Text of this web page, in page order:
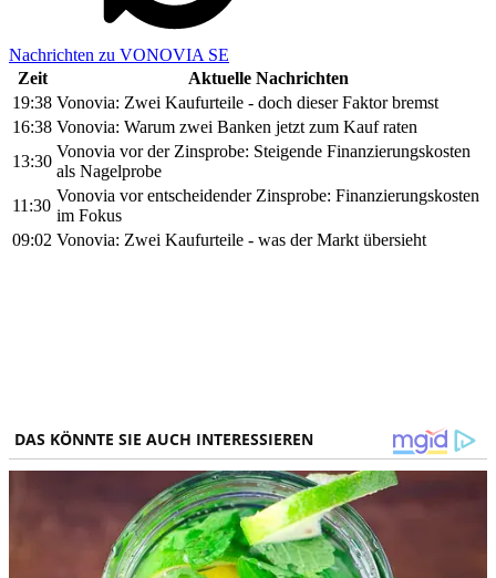
Nachrichten zu VONOVIA SE
Zeit
Aktuelle Nachrichten
19:38 Vonovia: Zwei Kaufurteile - doch dieser Faktor bremst
16:38 Vonovia: Warum zwei Banken jetzt zum Kauf raten
13:30
Vonovia vor der Zinsprobe: Steigende Finanzierungskosten
als Nagelprobe
11:30
Vonovia vor entscheidender Zinsprobe: Finanzierungskosten
im Fokus
09:02 Vonovia: Zwei Kaufurteile - was der Markt übersieht